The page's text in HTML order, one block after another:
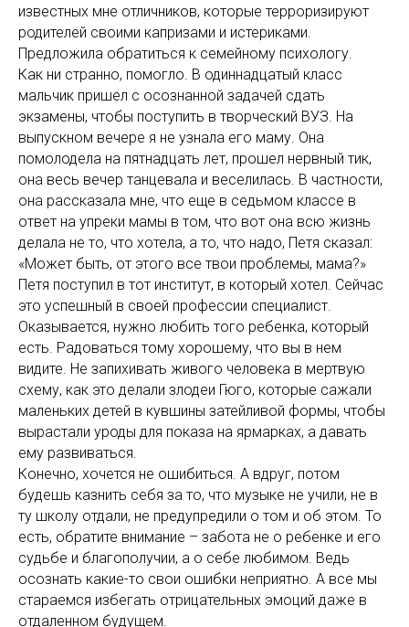
известных мне отличников, которые терроризируют
родителей своими капризами и истериками.
Предложила обратиться к семейному психологу.
Как ни странно, помогло. В одиннадцатый класс
мальчик пришел с осознанной задачей сдать
экзамены, чтобы поступить в творческий ВУЗ. На
выпускном вечере я не узнала его маму. Она
помолодела на пятнадцать лет, прошел нервный тик,
она весь вечер танцевала и веселилась. В частности,
она рассказала мне, что еще в седьмом классе в
ответ на упреки мамы в том, что вот она всю жизнь
делала не то, что хотела, а то, что надо, Петя сказал:
«Может быть, от этого все твои проблемы, мама?»
Петя поступил в тот институт, в который хотел. Сейчас
это успешный в своей профессии специалист.
Оказывается, нужно любить того ребенка, который
есть. Радоваться тому хорошему, что вы в нем
видите. Не запихивать живого человека в мертвую
схему, как это делали злодеи Гюго, которые сажали
маленьких детей в кувшины затейливой формы, чтобы
вырастали уроды для показа на ярмарках, а давать
ему развиваться.
Конечно, хочется не ошибиться. А вдруг, потом
будешь казнить себя за то, что музыке не учили, не в
ту школу отдали, не предупредили о том и об этом. То
есть, обратите внимание – забота не о ребенке и его
судьбе и благополучии, а о себе любимом. Ведь
осознать какие-то свои ошибки неприятно. А все мы
стараемся избегать отрицательных эмоций даже в
отдаленном будущем.